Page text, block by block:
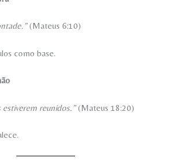
(Mateus 6:10)
como base.
reunidos.”(Mateus 18:20)